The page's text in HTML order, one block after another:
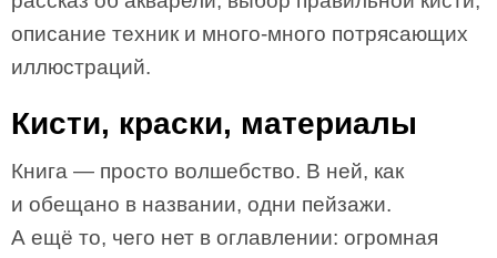
описание техник и много-много потрясающих
иллюстраций.
Кисти, краски, материалы
Книга — просто волшебство. В ней, как
и обещано в названии, одни пейзажи.
А ещё то, чего нет в оглавлении: огромная